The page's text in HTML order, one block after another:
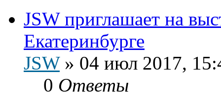
JSW приглашает на
Екатеринбурге
JSW» 04 июл 2017,
0 Ответы